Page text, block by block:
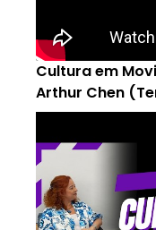
Cultura em
Arthur Chen